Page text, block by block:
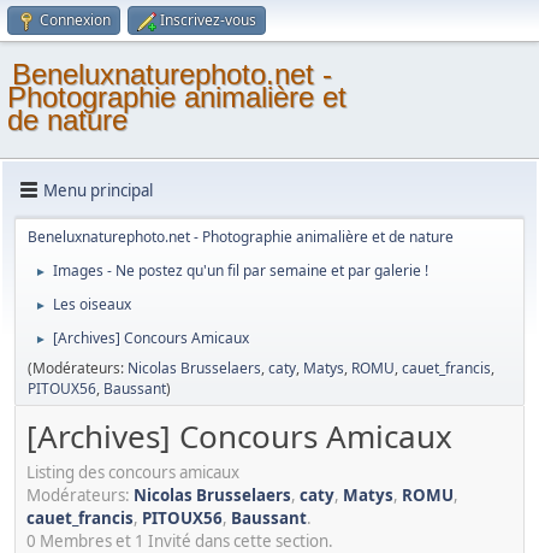
Connexion Inscrivez-vous
Beneluxnaturephoto.net -
Photographie animalière et
de nature
Menu principal
Beneluxnaturephoto.net - Photographie animalière et de nature
► Images - Ne postez qu'un fil par semaine et par galerie !
► Les oiseaux
►
[Archives] Concours Amicaux
(Modérateurs: Nicolas Brusselaers,caty, Matys, ROMU,cauet_francis,
PITOUX56, Baussant)
[Archives] Concours Amicaux
Listing des concours amicaux
Modérateurs: Nicolas Brusselaers, caty, Matys, ROMU,
cauet_francis, PITOUX56, Baussant.
0 Membres et 1 Invité dans cette section.